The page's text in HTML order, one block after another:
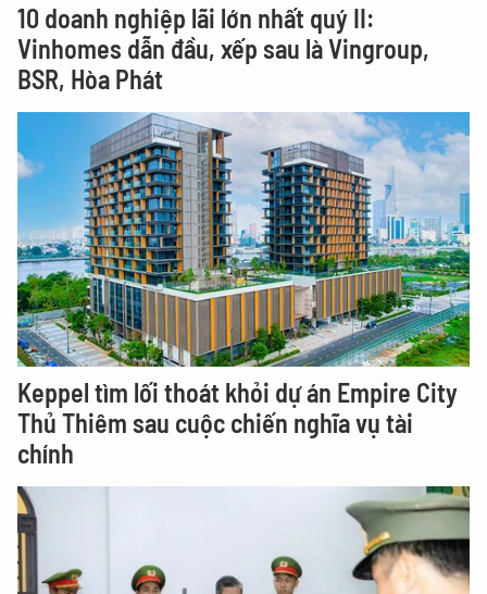
10 doanh nghiệp lãi lớn nhất quý II:
Vinhomes dẫn đầu, xếp sau là Vingroup,
BSR, Hòa Phát
Keppel tìm lối thoát khỏi dự án Empire City
Thủ Thiêm sau cuộc chiến nghĩa vụ tài
chính